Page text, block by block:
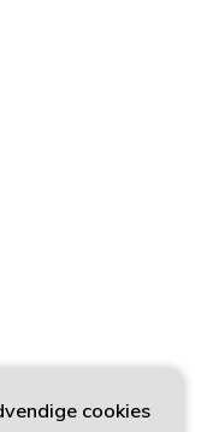
cookies